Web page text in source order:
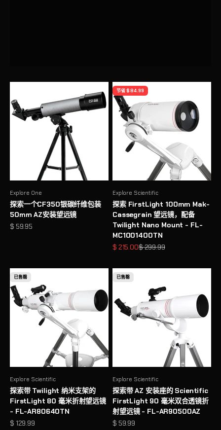
Explore One
探索一个CF350银碳纤维包装
50mm AZ安装望远镜
促销价格
$ 59.95
节省 $ 84.99
Explore Scientific
探索 FirstLight 100mm Mak-
Cassegrain 望远镜，配备
Twilight Nano Mount - FL-
MC1001400TN
促销价格
$ 215.00原价
$ 299.99
已售罄
Explore Scientific
探索带 Twilight 纳米支架的
FirstLight 80 毫米折射望远镜
- FL-AR80640TN
促销价格
$ 129.99
已售罄
Explore Scientific
探索带 AZ 安装座的 Scientific
FirstLight 90 毫米双合透镜折
射望远镜 - FL-AR90500AZ
促销价格
$ 59.99